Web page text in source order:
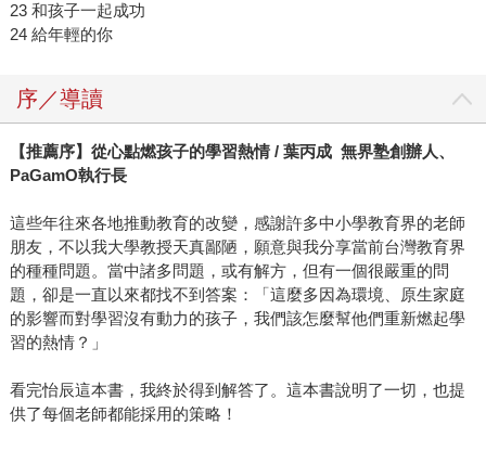
23 和孩子一起成功
24 給年輕的你
序／導讀
【推薦序】從心點燃孩子的學習熱情 / 葉丙成 無界塾創辦人、
PaGamO執行長
這些年往來各地推動教育的改變，感謝許多中小學教育界的老師
朋友，不以我大學教授天真鄙陋，願意與我分享當前台灣教育界
的種種問題。當中諸多問題，或有解方，但有一個很嚴重的問
題，卻是一直以來都找不到答案：「這麼多因為環境、原生家庭
的影響而對學習沒有動力的孩子，我們該怎麼幫他們重新燃起學
習的熱情？」
看完怡辰這本書，我終於得到解答了。這本書說明了一切，也提
供了每個老師都能採用的策略！